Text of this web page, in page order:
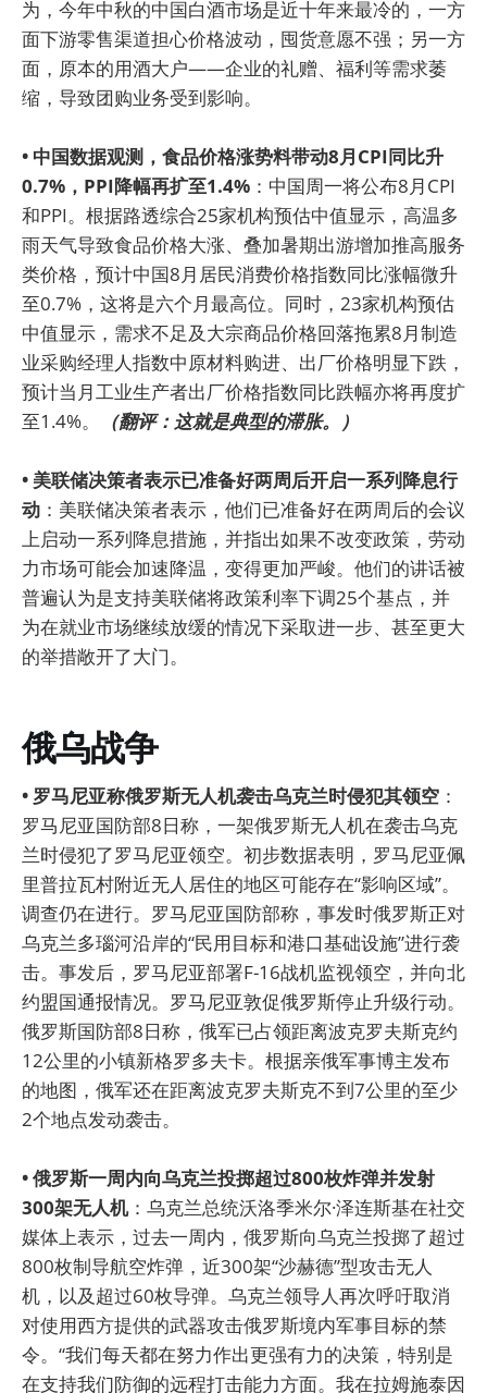
为，今年中秋的中国白酒市场是近十年来最冷的，一方
面下游零售渠道担心价格波动，囤货意愿不强；另一方
面，原本的用酒大户——企业的礼赠、福利等需求萎
缩，导致团购业务受到影响。
• 中国数据观测，食品价格涨势料带动8月CPI同比升
0.7%，PPI降幅再扩至1.4% ：中国周一将公布8月CPI
和PPI。根据路透综合25家机构预估中值显示，高温多
雨天气导致食品价格大涨、叠加暑期出游增加推高服务
类价格，预计中国8月居民消费价格指数同比涨幅微升
至0.7%，这将是六个月最高位。同时，23家机构预估
中值显示，需求不足及大宗商品价格回落拖累8月制造
业采购经理人指数中原材料购进、出厂价格明显下跌，
预计当月工业生产者出厂价格指数同比跌幅亦将再度扩
至1.4%。
（翻评：这就是典型的滞胀。）
• 美联储决策者表示已准备好两周后开启一系列降息行
动 ：美联储决策者表示，他们已准备好在两周后的会议
上启动一系列降息措施，并指出如果不改变政策，劳动
力市场可能会加速降温，变得更加严峻。他们的讲话被
普遍认为是支持美联储将政策利率下调25个基点，并
为在就业市场继续放缓的情况下采取进一步、甚至更大
的举措敞开了大门。
俄乌战争
• 罗马尼亚称俄罗斯无人机袭击乌克兰时侵犯其领空 ：
罗马尼亚国防部8日称，一架俄罗斯无人机在袭击乌克
兰时侵犯了罗马尼亚领空。初步数据表明，罗马尼亚佩
里普拉瓦村附近无人居住的地区可能存在“影响区域”。
调查仍在进行。罗马尼亚国防部称，事发时俄罗斯正对
乌克兰多瑙河沿岸的“民用目标和港口基础设施”进行袭
击。事发后，罗马尼亚部署F-16战机监视领空，并向北
约盟国通报情况。罗马尼亚敦促俄罗斯停止升级行动。
俄罗斯国防部8日称，俄军已占领距离波克罗夫斯克约
12公里的小镇新格罗多夫卡。根据亲俄军事博主发布
的地图，俄军还在距离波克罗夫斯克不到7公里的至少
2个地点发动袭击。
• 俄罗斯一周内向乌克兰投掷超过800枚炸弹并发射
300架无人机：乌克兰总统沃洛季米尔·泽连斯基在社交
媒体上表示，过去一周内，俄罗斯向乌克兰投掷了超过
800枚制导航空炸弹，近300架“沙赫德”型攻击无人
机，以及超过60枚导弹。乌克兰领导人再次呼吁取消
对使用西方提供的武器攻击俄罗斯境内军事目标的禁
令。“我们每天都在努力作出更强有力的决策，特别是
在支持我们防御的远程打击能力方面。我在拉姆施泰因